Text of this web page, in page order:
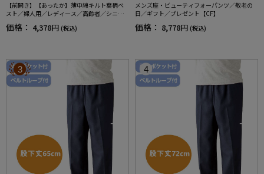
【前開き】【あったか】薄中綿キルト葉柄ベ
スト／婦人用／レディース／高齢者／シニア
／秋冬／洗濯OK／自宅で洗える／名前記入欄
付／両脇ポケット／お出かけ／ギフト【CF】
価格： 4,378円 (税込)
メンズ座・ビューティフォーパンツ／敬老の
日／ギフト／プレゼント【CF】
価格： 8,778円 (税込)
3 4